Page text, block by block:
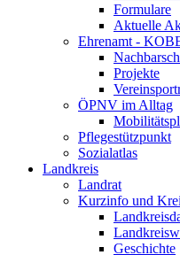
Formulare
Aktuelle
Ehrenamt -
Projekte
ÖPNV im Alltag
Pflegestützpunkt
Sozialatlas
Landkreis
Landrat
Kurzinfo und
Geschichte